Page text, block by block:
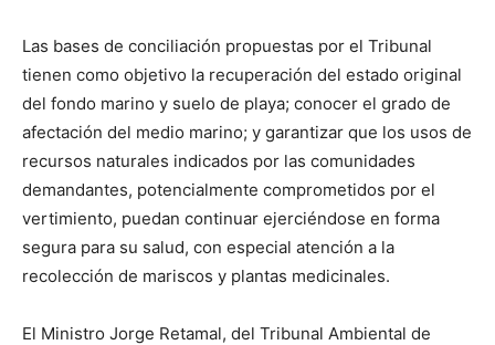
Las bases de conciliación propuestas por el Tribunal
tienen como objetivo la recuperación del estado original
del fondo marino y suelo de playa; conocer el grado de
afectación del medio marino; y garantizar que los usos de
recursos naturales indicados por las comunidades
demandantes, potencialmente comprometidos por el
vertimiento, puedan continuar ejerciéndose en forma
segura para su salud, con especial atención a la
recolección de mariscos y plantas medicinales.
El Ministro Jorge Retamal, del Tribunal Ambiental de